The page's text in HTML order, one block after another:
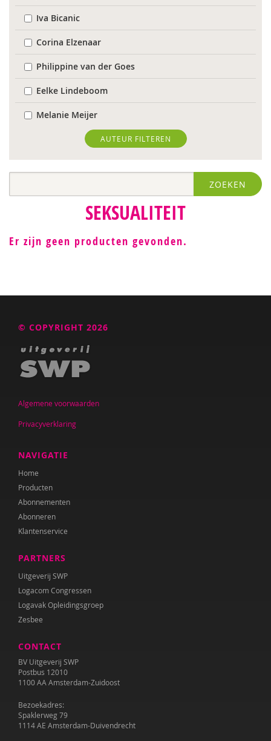
Iva Bicanic
Corina Elzenaar
Philippine van der Goes
Eelke Lindeboom
Melanie Meijer
Karin Middelburg
Carla van Wensen
AUTEUR FILTEREN
ZOEKEN
SEKSUALITEIT
Er zijn geen producten gevonden.
© COPYRIGHT 2026
Algemene voorwaarden
Privacyverklaring
NAVIGATIE
Home
Producten
Abonnementen
Abonneren
Klantenservice
PARTNERS
Uitgeverij SWP
Logacom Congressen
Logavak Opleidingsgroep
Zesbee
CONTACT
BV Uitgeverij SWP
Postbus 12010
1100 AA Amsterdam-Zuidoost
Bezoekadres:
Spaklerweg 79
1114 AE Amsterdam-Duivendrecht